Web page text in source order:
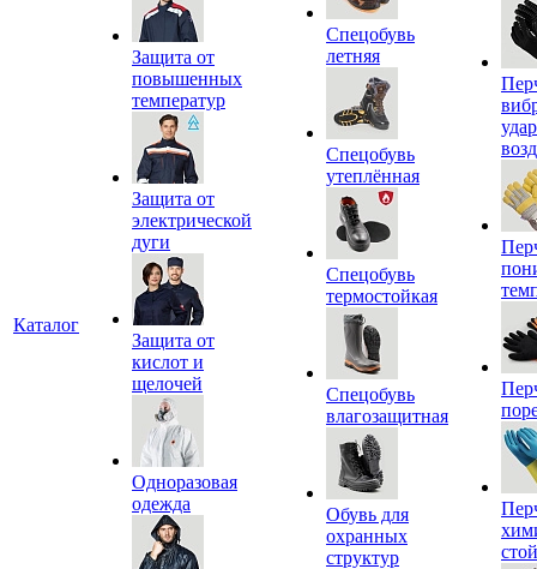
Каталог
Защита от
повышенных
температур
Защита от
электрической
дуги
Защита от
кислот и
щелочей
Одноразовая
одежда
Спецобувь
летняя
Спецобувь
утеплённая
Спецобувь
термостойкая
Спецобувь
влагозащитная
Обувь для
охранных
структур